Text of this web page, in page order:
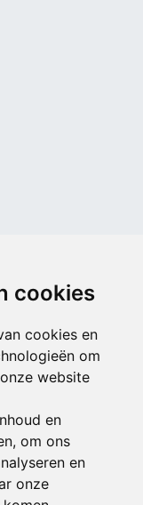
cookies
cookies en
om
website
en
om ons
en
onze